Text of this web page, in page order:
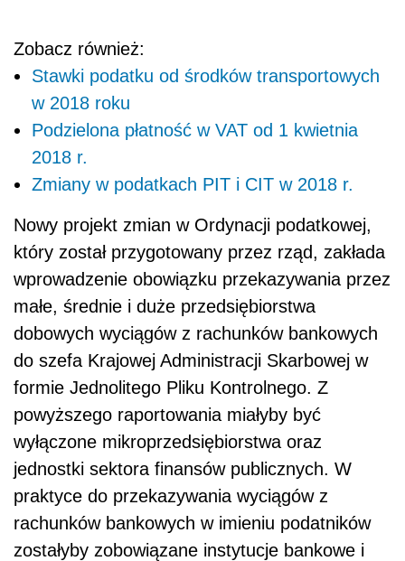
Zobacz również:
Stawki podatku od środków transportowych
w 2018 roku
Podzielona płatność w VAT od 1 kwietnia
2018 r.
Zmiany w podatkach PIT i CIT w 2018 r.
Nowy projekt zmian w Ordynacji podatkowej,
który został przygotowany przez rząd, zakłada
wprowadzenie obowiązku przekazywania przez
małe, średnie i duże przedsiębiorstwa
dobowych wyciągów z rachunków bankowych
do szefa Krajowej Administracji Skarbowej w
formie Jednolitego Pliku Kontrolnego. Z
powyższego raportowania miałyby być
wyłączone mikroprzedsiębiorstwa oraz
jednostki sektora finansów publicznych. W
praktyce do przekazywania wyciągów z
rachunków bankowych w imieniu podatników
zostałyby zobowiązane instytucje bankowe i